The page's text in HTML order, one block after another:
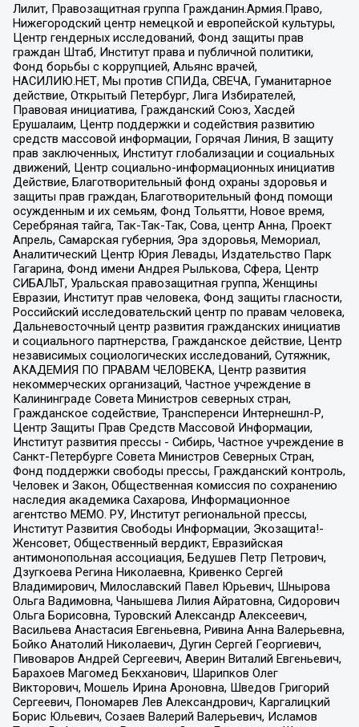
Лилит, Правозащитная группа Гражданин.Армия.Право,
Нижегородский центр немецкой и европейской культуры,
Центр гендерных исследований, Фонд защиты прав
граждан Штаб, Институт права и публичной политики,
Фонд борьбы с коррупцией, Альянс врачей,
НАСИЛИЮ.НЕТ, Мы против СПИДа, СВЕЧА, Гуманитарное
действие, Открытый Петербург, Лига Избирателей,
Правовая инициатива, Гражданский Союз, Хасдей
Ерушалаим, Центр поддержки и содействия развитию
средств массовой информации, Горячая Линия, В защиту
прав заключенных, Институт глобализации и социальных
движений, Центр социально-информационных инициатив
Действие, Благотворительный фонд охраны здоровья и
защиты прав граждан, Благотворительный фонд помощи
осужденным и их семьям, Фонд Тольятти, Новое время,
Серебряная тайга, Так-Так-Так, Сова, центр Анна, Проект
Апрель, Самарская губерния, Эра здоровья, Мемориал,
Аналитический Центр Юрия Левады, Издательство Парк
Гагарина, Фонд имени Андрея Рылькова, Сфера, Центр
СИБАЛЬТ, Уральская правозащитная группа, Женщины
Евразии, Институт прав человека, Фонд защиты гласности,
Российский исследовательский центр по правам человека,
Дальневосточный центр развития гражданских инициатив
и социального партнерства, Гражданское действие, Центр
независимых социологических исследований, Сутяжник,
АКАДЕМИЯ ПО ПРАВАМ ЧЕЛОВЕКА, Центр развития
некоммерческих организаций, Частное учреждение в
Калининграде Совета Министров северных стран,
Гражданское содействие, Трансперенси Интернешнл-Р,
Центр Защиты Прав Средств Массовой Информации,
Институт развития прессы - Сибирь, Частное учреждение в
Санкт-Петербурге Совета Министров Северных Стран,
Фонд поддержки свободы прессы, Гражданский контроль,
Человек и Закон, Общественная комиссия по сохранению
наследия академика Сахарова, Информационное
агентство МЕМО. РУ, Институт региональной прессы,
Институт Развития Свободы Информации, Экозащита!-
Женсовет, Общественный вердикт, Евразийская
антимонопольная ассоциация, Бедушев Петр Петрович,
Дзугкоева Регина Николаевна, Кривенко Сергей
Владимирович, Милославский Павел Юрьевич, Шнырова
Ольга Вадимовна, Чанышева Лилия Айратовна, Сидорович
Ольга Борисовна, Туровский Александр Алексеевич,
Васильева Анастасия Евгеньевна, Ривина Анна Валерьевна,
Бойко Анатолий Николаевич, Дугин Сергей Георгиевич,
Пивоваров Андрей Сергеевич, Аверин Виталий Евгеньевич,
Барахоев Магомед Бекханович, Шарипков Олег
Викторович, Мошель Ирина Ароновна, Шведов Григорий
Сергеевич, Пономарев Лев Александрович, Каргалицкий
Борис Юльевич, Созаев Валерий Валерьевич, Исламов